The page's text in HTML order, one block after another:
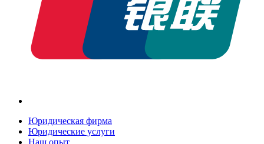
Юридическая фирма
Юридические услуги
Наш опыт